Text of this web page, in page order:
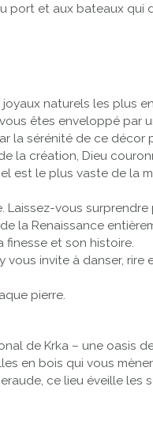
port et aux bateaux qui
naturels les plus
êtes enveloppé par
la sérénité de ce décor
la création, Dieu
est le plus vaste de la
Laissez-vous
la Renaissance
finesse et son histoire.
vous invite à danser,
pierre.
de Krka – une oasis de
en bois qui vous
ce lieu éveille les